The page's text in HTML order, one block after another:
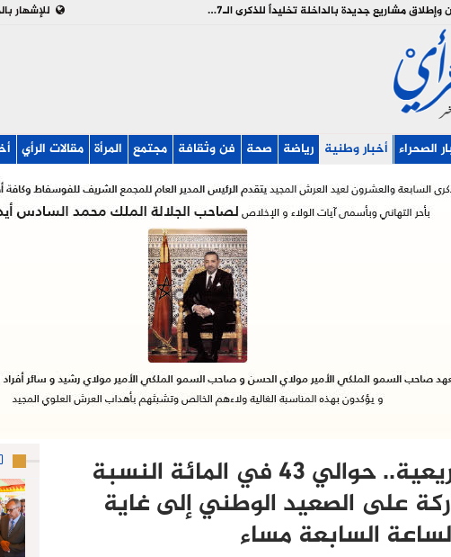
للإشهار بالفيديو : تدشين وإطلاق مشاريع جديدة بالداخلة تخليداً للذكرى الـ27 لعيد العرش
الصحراء أخبار وطنية رياضة صحة فن وثقافة مجتمع المرأة مقالات الرأي
الانتخابات التشريعية.. حوالي 43 في المائة النسبة
على الصعيد الوطني إلى غاية
السابعة مساء